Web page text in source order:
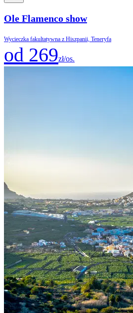
Ole Flamenco show
Wycieczka fakultatywna z Hiszpanii, Teneryfa
od 269zł/os.